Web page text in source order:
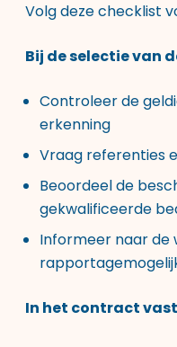
Volg deze checklist
Bij de selectie van
Controleer de
erkenning
Vraag referenties
Beoordeel de
gekwalificeerde
Informeer naar de
In het contract